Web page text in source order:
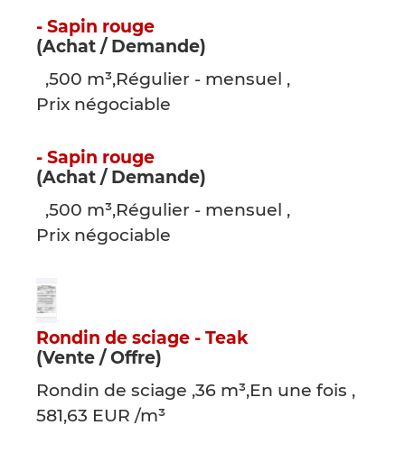
- Sapin rouge
(Achat / Demande)
,500 m³,Régulier - mensuel ,
Prix négociable
- Sapin rouge
(Achat / Demande)
,500 m³,Régulier - mensuel ,
Prix négociable
Rondin de sciage - Teak
(Vente / Offre)
Rondin de sciage ,36 m³,En une fois ,
581,63 EUR /m³